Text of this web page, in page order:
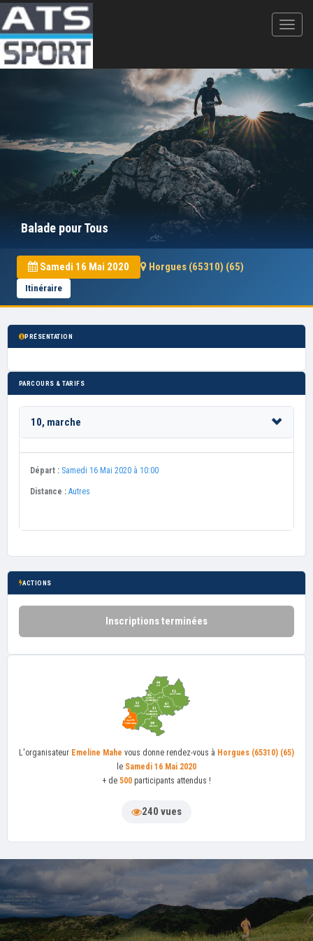
Balade pour Tous
Samedi 16 Mai 2020 Horgues (65310) (65)
Itinéraire
PRÉSENTATION
PARCOURS & TARIFS
10, marche
Départ : Samedi 16 Mai 2020 à 10:00
Distance : Autres
ACTIONS
Inscriptions terminées
L'organisateur Emeline Mahe vous donne rendez-vous à Horgues (65310) (65)
le Samedi 16 Mai 2020
+ de 500 participants attendus !
240 vues